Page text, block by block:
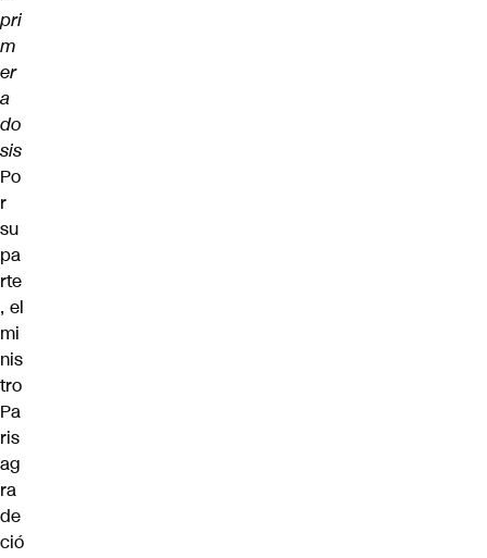
pri
m
er
a
do
sis
Po
r
su
pa
rte
, el
mi
nis
tro
Pa
ris
ag
ra
de
ció